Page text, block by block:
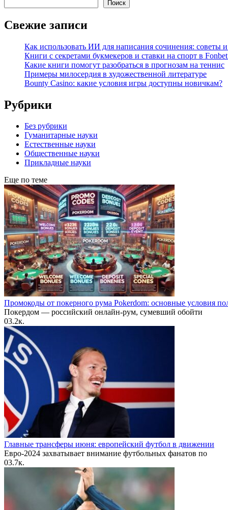
Поиск
Свежие записи
Как использовать ИИ для написания сочинения: советы
Книги с секретами букмекеров и ставки на спорт в
Какие книги помогут разобраться в прогнозам на теннис
Примеры милосердия в художественной литературе
Bounty Casino: какие условия игры доступны новичкам?
Рубрики
Без рубрики
Гуманитарные науки
Естественные науки
Общественные науки
Прикладные науки
Еще по теме
Промокоды от покерного рума Pokerdom: основные условия
Покердом — российский онлайн-рум, сумевший обойти
03.2к.
Главные трансферы июня: европейский футбол в движении
Евро-2024 захватывает внимание футбольных фанатов по
03.7к.